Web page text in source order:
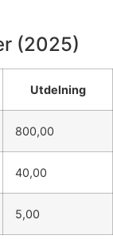
(2025)
Utdelning
800,00
40,00
5,00